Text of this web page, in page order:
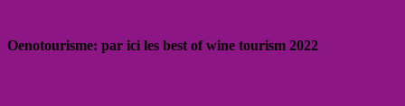
Oenotourisme: par ici les best of wine tourism 2022